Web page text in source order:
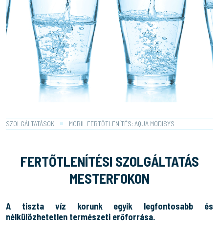
SZOLGÁLTATÁSOK MOBIL FERTŐTLENÍTÉS: AQUA MODISYS
FERTŐTLENÍTÉSI SZOLGÁLTATÁS
MESTERFOKON
A tiszta víz korunk egyik legfontosabb és
nélkülözhetetlen természeti erőforrása.